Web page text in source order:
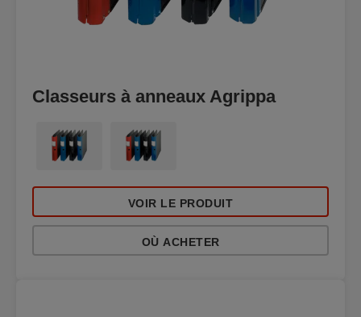
Classeurs à anneaux Agrippa
VOIR LE PRODUIT
OÙ ACHETER